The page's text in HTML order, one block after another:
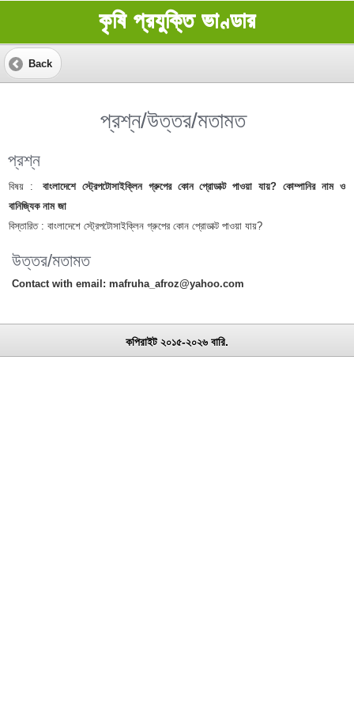
কৃষি প্রযুক্তি ভাণ্ডার
Back
প্রশ্ন/উত্তর/মতামত
প্রশ্ন
বিষয় :
বাংলাদেশে স্ট্রেপটোসাইক্লিন গ্রুপের কোন প্রোডাক্ট পাওয়া যায়? কোম্পানির নাম ও
বানিজ্যিক নাম জা
বিস্তারিত : বাংলাদেশে স্ট্রেপটোসাইক্লিন গ্রুপের কোন প্রোডাক্ট পাওয়া যায়?
উত্তর/মতামত
Contact with email: mafruha_afroz@yahoo.com
কপিরাইট ২০১৫-২০২৬ বারি.